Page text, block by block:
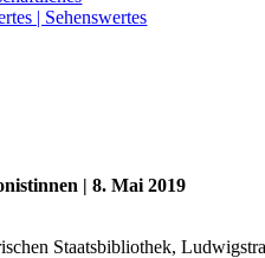
| Sehenswertes
| 8. Mai 2019
Staatsbibliothek,